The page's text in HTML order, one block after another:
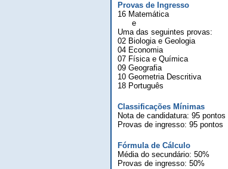
Provas de Ingresso
16 Matemática
e
Uma das seguintes provas:
02 Biologia e Geologia
04 Economia
07 Física e Química
09 Geografia
10 Geometria Descritiva
18 Português
Classificações Mínimas
Nota de candidatura: 95 pontos
Provas de ingresso: 95 pontos
Fórmula de Cálculo
Média do secundário: 50%
Provas de ingresso: 50%